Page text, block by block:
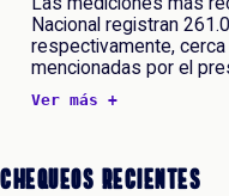
Nacional registran
respectivamente,
mencionadas por el
Ver más +
Chequeos Recientes